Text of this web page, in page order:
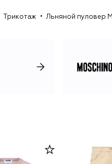
«облачный»
Трикотаж Льняной пуловер